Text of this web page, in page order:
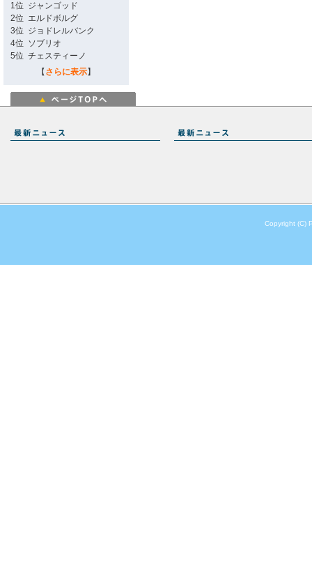
1位 ジャンゴッド
2位 エルドボルグ
3位 ジョドレルバンク
4位 ソブリオ
5位 チェスティーノ
【 さらに表示】
Copyright (C)